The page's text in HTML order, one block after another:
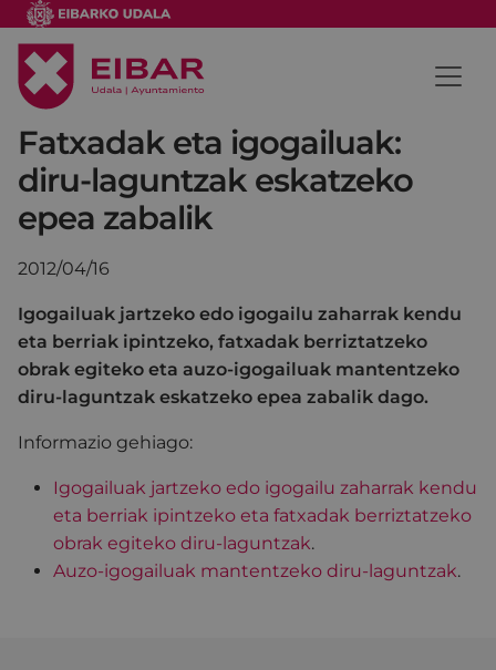
Fatxadak eta igogailuak:
diru-laguntzak eskatzeko
epea zabalik
2012/04/16
Igogailuak jartzeko edo igogailu zaharrak kendu
eta berriak ipintzeko, fatxadak berriztatzeko
obrak egiteko eta auzo-igogailuak mantentzeko
diru-laguntzak eskatzeko epea zabalik dago.
Informazio gehiago:
Igogailuak jartzeko edo igogailu zaharrak kendu
eta berriak ipintzeko eta fatxadak berriztatzeko
obrak egiteko diru-laguntzak.
Auzo-igogailuak mantentzeko diru-laguntzak.